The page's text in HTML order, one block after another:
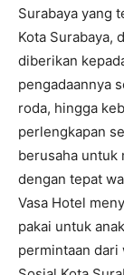
Surabaya yang
Kota Surabaya,
diberikan
pengadaannya
roda, hingga
perlengkapan
berusaha untuk
dengan tepat
Vasa Hotel
pakai untuk
permintaan dari